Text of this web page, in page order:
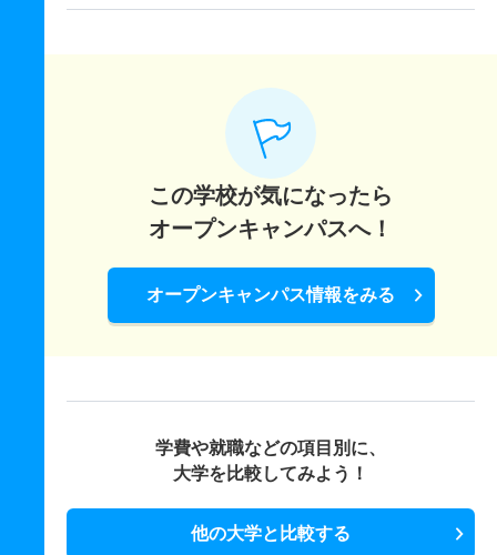
この学校が気になったら
オープンキャンパスへ！
オープンキャンパス情報をみる
学費や就職などの項目別に、
大学を比較してみよう！
他の大学と比較する